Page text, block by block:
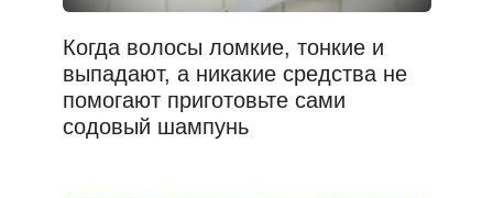
Когда волосы ломкие, тонкие и
выпадают, а никакие средства не
помогают приготовьте сами
содовый шампунь